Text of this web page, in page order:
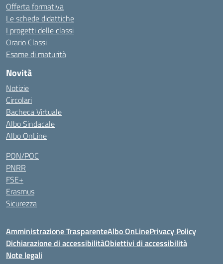
Offerta formativa
Le schede didattiche
I progetti delle classi
Orario Classi
Esame di maturità
Novità
Notizie
Circolari
Bacheca Virtuale
Albo Sindacale
Albo OnLine
PON/POC
PNRR
FSE+
Erasmus
Sicurezza
Amministrazione TrasparenteAlbo OnLinePrivacy Policy
Dichiarazione di accessibilitàObiettivi di accessibilità
Note legali